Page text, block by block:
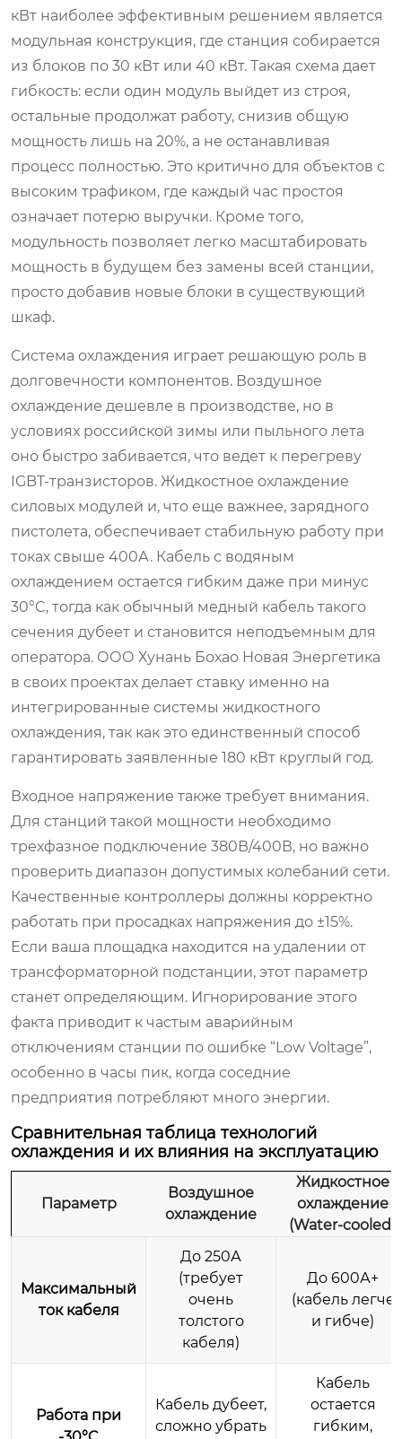
кВт наиболее эффективным решением является
модульная конструкция, где станция собирается
из блоков по 30 кВт или 40 кВт. Такая схема дает
гибкость: если один модуль выйдет из строя,
остальные продолжат работу, снизив общую
мощность лишь на 20%, а не останавливая
процесс полностью. Это критично для объектов с
высоким трафиком, где каждый час простоя
означает потерю выручки. Кроме того,
модульность позволяет легко масштабировать
мощность в будущем без замены всей станции,
просто добавив новые блоки в существующий
шкаф.
Система охлаждения играет решающую роль в
долговечности компонентов. Воздушное
охлаждение дешевле в производстве, но в
условиях российской зимы или пыльного лета
оно быстро забивается, что ведет к перегреву
IGBT-транзисторов. Жидкостное охлаждение
силовых модулей и, что еще важнее, зарядного
пистолета, обеспечивает стабильную работу при
токах свыше 400А. Кабель с водяным
охлаждением остается гибким даже при минус
30°C, тогда как обычный медный кабель такого
сечения дубеет и становится неподъемным для
оператора. ООО Хунань Бохао Новая Энергетика
в своих проектах делает ставку именно на
интегрированные системы жидкостного
охлаждения, так как это единственный способ
гарантировать заявленные 180 кВт круглый год.
Входное напряжение также требует внимания.
Для станций такой мощности необходимо
трехфазное подключение 380В/400В, но важно
проверить диапазон допустимых колебаний сети.
Качественные контроллеры должны корректно
работать при просадках напряжения до ±15%.
Если ваша площадка находится на удалении от
трансформаторной подстанции, этот параметр
станет определяющим. Игнорирование этого
факта приводит к частым аварийным
отключениям станции по ошибке “Low Voltage”,
особенно в часы пик, когда соседние
предприятия потребляют много энергии.
Сравнительная таблица технологий
охлаждения и их влияния на эксплуатацию
Параметр
Воздушное
охлаждение
Жидкостное
охлаждение
(Water-cooled)
Максимальный
ток кабеля
До 250А
(требует
очень
толстого
кабеля)
До 600А+
(кабель легче
и гибче)
Работа при
Кабель дубеет,
сложно убрать
Кабель
остается
гибким,